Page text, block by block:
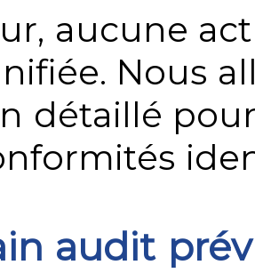
aucune
Nous
détaillé
audit